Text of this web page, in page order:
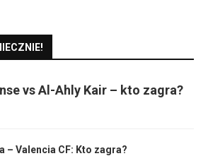
vs Al-Ahly Kair – kto zagra?
– Valencia CF: Kto zagra?